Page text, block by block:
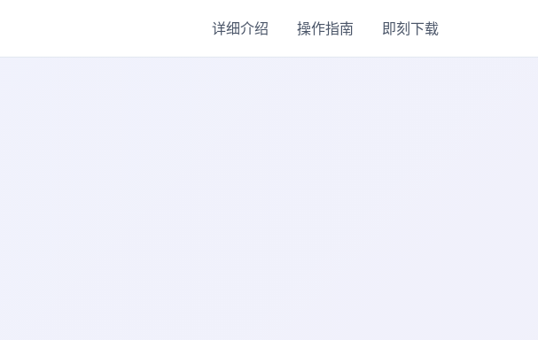
详细介绍 操作指南 即刻下载